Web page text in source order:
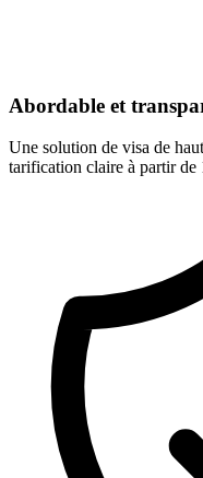
Abordable et
Une solution de visa de
tarification claire à partir de